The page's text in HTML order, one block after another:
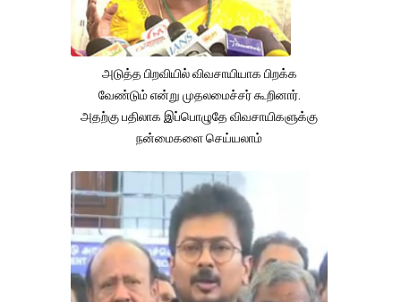
அடுத்த பிறவியில் விவசாயியாக பிறக்க
வேண்டும் என்று முதலமைச்சர் கூறினார்.
அதற்கு பதிலாக இப்பொழுதே விவசாயிகளுக்கு
நன்மைகளை செய்யலாம்